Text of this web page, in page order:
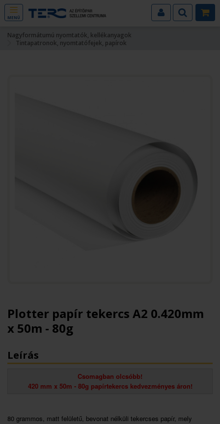
MENÜ
Nagyformátumú nyomtatók, kellékanyagok
Tintapatronok, nyomtatófejek, papírok
Plotter papír tekercs A2 0.420mm
x 50m - 80g
Leírás
Csomagban olcsóbb!
420 mm x 50m - 80g papírtekercs kedvezményes áron!
80 grammos, matt felületű, bevonat nélküli tekercses papír, mely